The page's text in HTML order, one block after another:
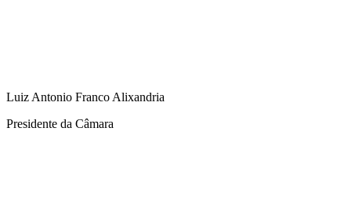
Luiz Antonio Franco Alixandria
Presidente da Câmara